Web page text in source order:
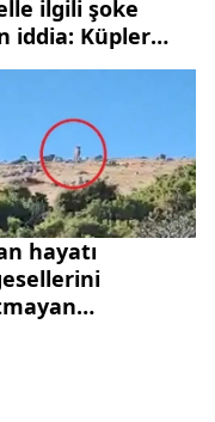
ilgili şoke
iddia: Küpler
altın çalındı
hayatı